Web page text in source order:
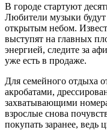
В городе стартуют
Любители музыки будут
открытым небом.
выступят на главных
энергией, следите за
уже есть в продаже.
Для семейного отдыха
акробатами,
захватывающими
взрослые снова
покупать заранее, ведь